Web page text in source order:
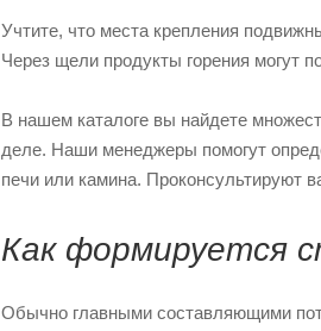
Учтите, что места крепления
Через щели продукты горения могут
В нашем каталоге вы найдете
деле. Наши менеджеры помогут
печи или камина. Проконсультируют
Как формируется
Обычно главными составляющими